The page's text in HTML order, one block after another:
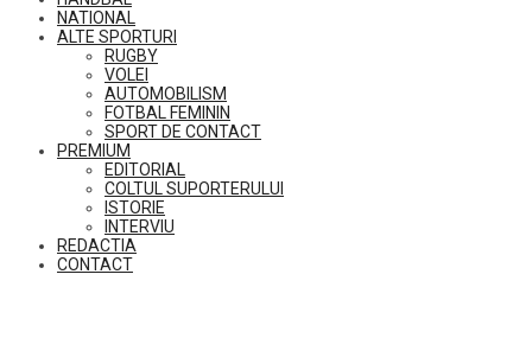
NATIONAL
ALTE SPORTURI
RUGBY
VOLEI
AUTOMOBILISM
FOTBAL FEMININ
SPORT DE CONTACT
PREMIUM
EDITORIAL
COLTUL SUPORTERULUI
ISTORIE
INTERVIU
REDACTIA
CONTACT